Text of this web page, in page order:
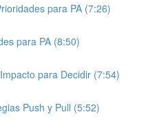
para PA (7:26)
para PA (8:50)
para Decidir (7:54)
Push y Pull (5:52)